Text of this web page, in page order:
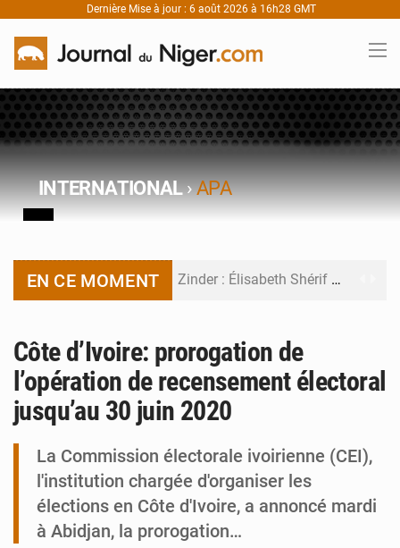
Dernière Mise à jour : 6 août 2026 à 16h28 GMT
INTERNATIONAL›APA
EN CE MOMENT Zinder : Élisabeth Shérif visite l’école Birni Garçon
Côte d’Ivoire: prorogation de
l’opération de recensement électoral
jusqu’au 30 juin 2020
La Commission électorale ivoirienne (CEI),
l'institution chargée d'organiser les
élections en Côte d'Ivoire, a annoncé mardi
à Abidjan, la prorogation…